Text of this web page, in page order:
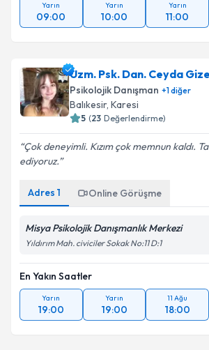
Yarın
09:00
Yarın
10:00
Yarın
11:00
Uzm. Psk. Dan. Ceyda
Psikolojik Danışman +1diğer
Balıkesir, Karesi
5 (23 Değerlendirme)
Çok deneyimli. Kızım çok memnun kaldı.
ediyoruz.
Adres 1 Online Görüşme
Misya Psikolojik Danışmanlık Merkezi
Yıldırım Mah. civiciler Sokak No:11 D:1
En Yakın Saatler
Yarın
19:00
Yarın
19:00
11 Ağu
18:00